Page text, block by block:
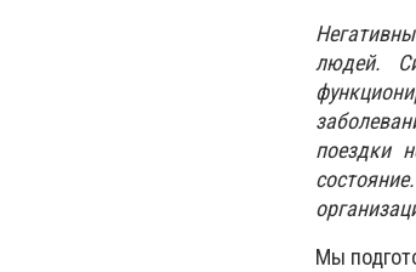
людей.
поездки
Мы